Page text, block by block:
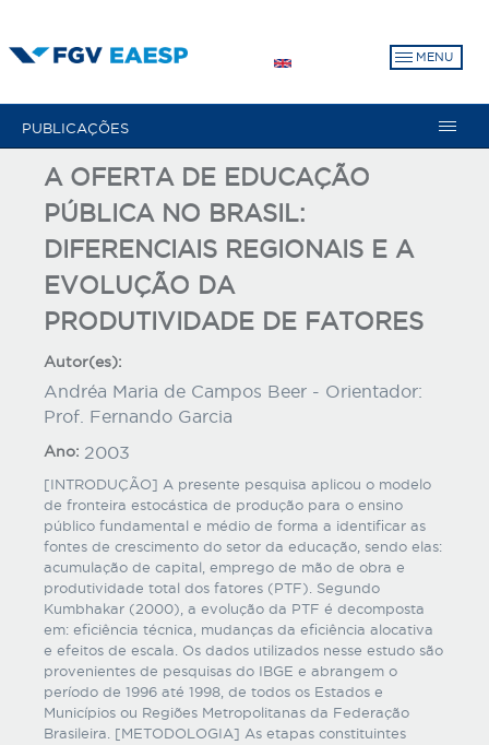
para
MENU
PUBLICAÇÕES
A OFERTA DE EDUCAÇÃO
PÚBLICA NO BRASIL:
DIFERENCIAIS REGIONAIS E A
EVOLUÇÃO DA
PRODUTIVIDADE DE FATORES
Autor(es):
Andréa Maria de Campos Beer - Orientador:
Prof. Fernando Garcia
Ano: 2003
[INTRODUÇÃO] A presente pesquisa aplicou o modelo
de fronteira estocástica de produção para o ensino
público fundamental e médio de forma a identificar as
fontes de crescimento do setor da educação, sendo elas:
acumulação de capital, emprego de mão de obra e
produtividade total dos fatores (PTF). Segundo
Kumbhakar (2000), a evolução da PTF é decomposta
em: eficiência técnica, mudanças da eficiência alocativa
e efeitos de escala. Os dados utilizados nesse estudo são
provenientes de pesquisas do IBGE e abrangem o
período de 1996 até 1998, de todos os Estados e
Municípios ou Regiões Metropolitanas da Federação
Brasileira. [METODOLOGIA] As etapas constituintes